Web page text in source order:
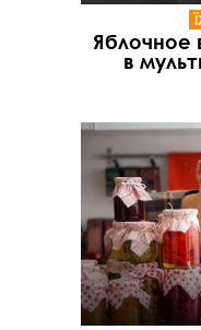
Яблочное
в